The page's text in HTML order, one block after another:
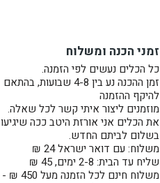
זמני הכנה ומשלוח
כל הכלים נעשים לפי הזמנה.
זמן ההכנה נע בין 4-8 שבועות, בהתאם
להיקף ההזמנה
מוזמנים ליצור איתי קשר לכל שאלה.
את הכלים אני אורזת היטב ככה שיגיעו
בשלום לביתם החדש.
משלוח: עם דואר ישראל 24 ₪
שליח עד הבית: 2-8 ימים, 45 ₪
משלוח חינם לכל הזמנה מעל 450 ₪ -